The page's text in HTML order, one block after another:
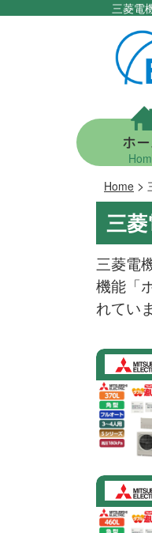
三菱電
ホ
Home >
三
三菱電
機能「
れてい